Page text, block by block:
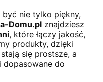
być nie tylko piękny,
Domu.plznajdziesz
, które łączy jakość,
produkty, dzięki
się prostsze, a
dopasowane do